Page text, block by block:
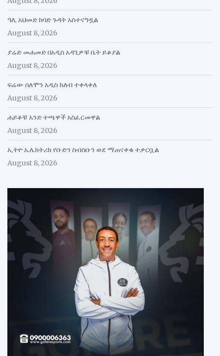
ዓሊ አህመድ ከባድ ጉዳት አስተናግዷል
August 8, 2026
ያሬድ መሐመድ በአዲስ አዳጊዎቹ ቤት ይቆያል
August 8, 2026
ፍሬው ሰለሞን አዲስ ክለብ ተቀላቀለ
August 8, 2026
ሐይቆቹ አንድ ተጫዋች አስፈርመዋል
August 8, 2026
ኢትዮ ኤሌክትሪክ የቡድን ስብስቡን ወደ ማጠናቀቁ ተቃርቧል
August 8, 2026